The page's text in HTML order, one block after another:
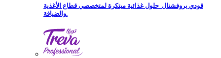
قودي بروفشنال حلول غذائية مبتكرة لمتخصصي قطاع الأغذية
والضيافة.